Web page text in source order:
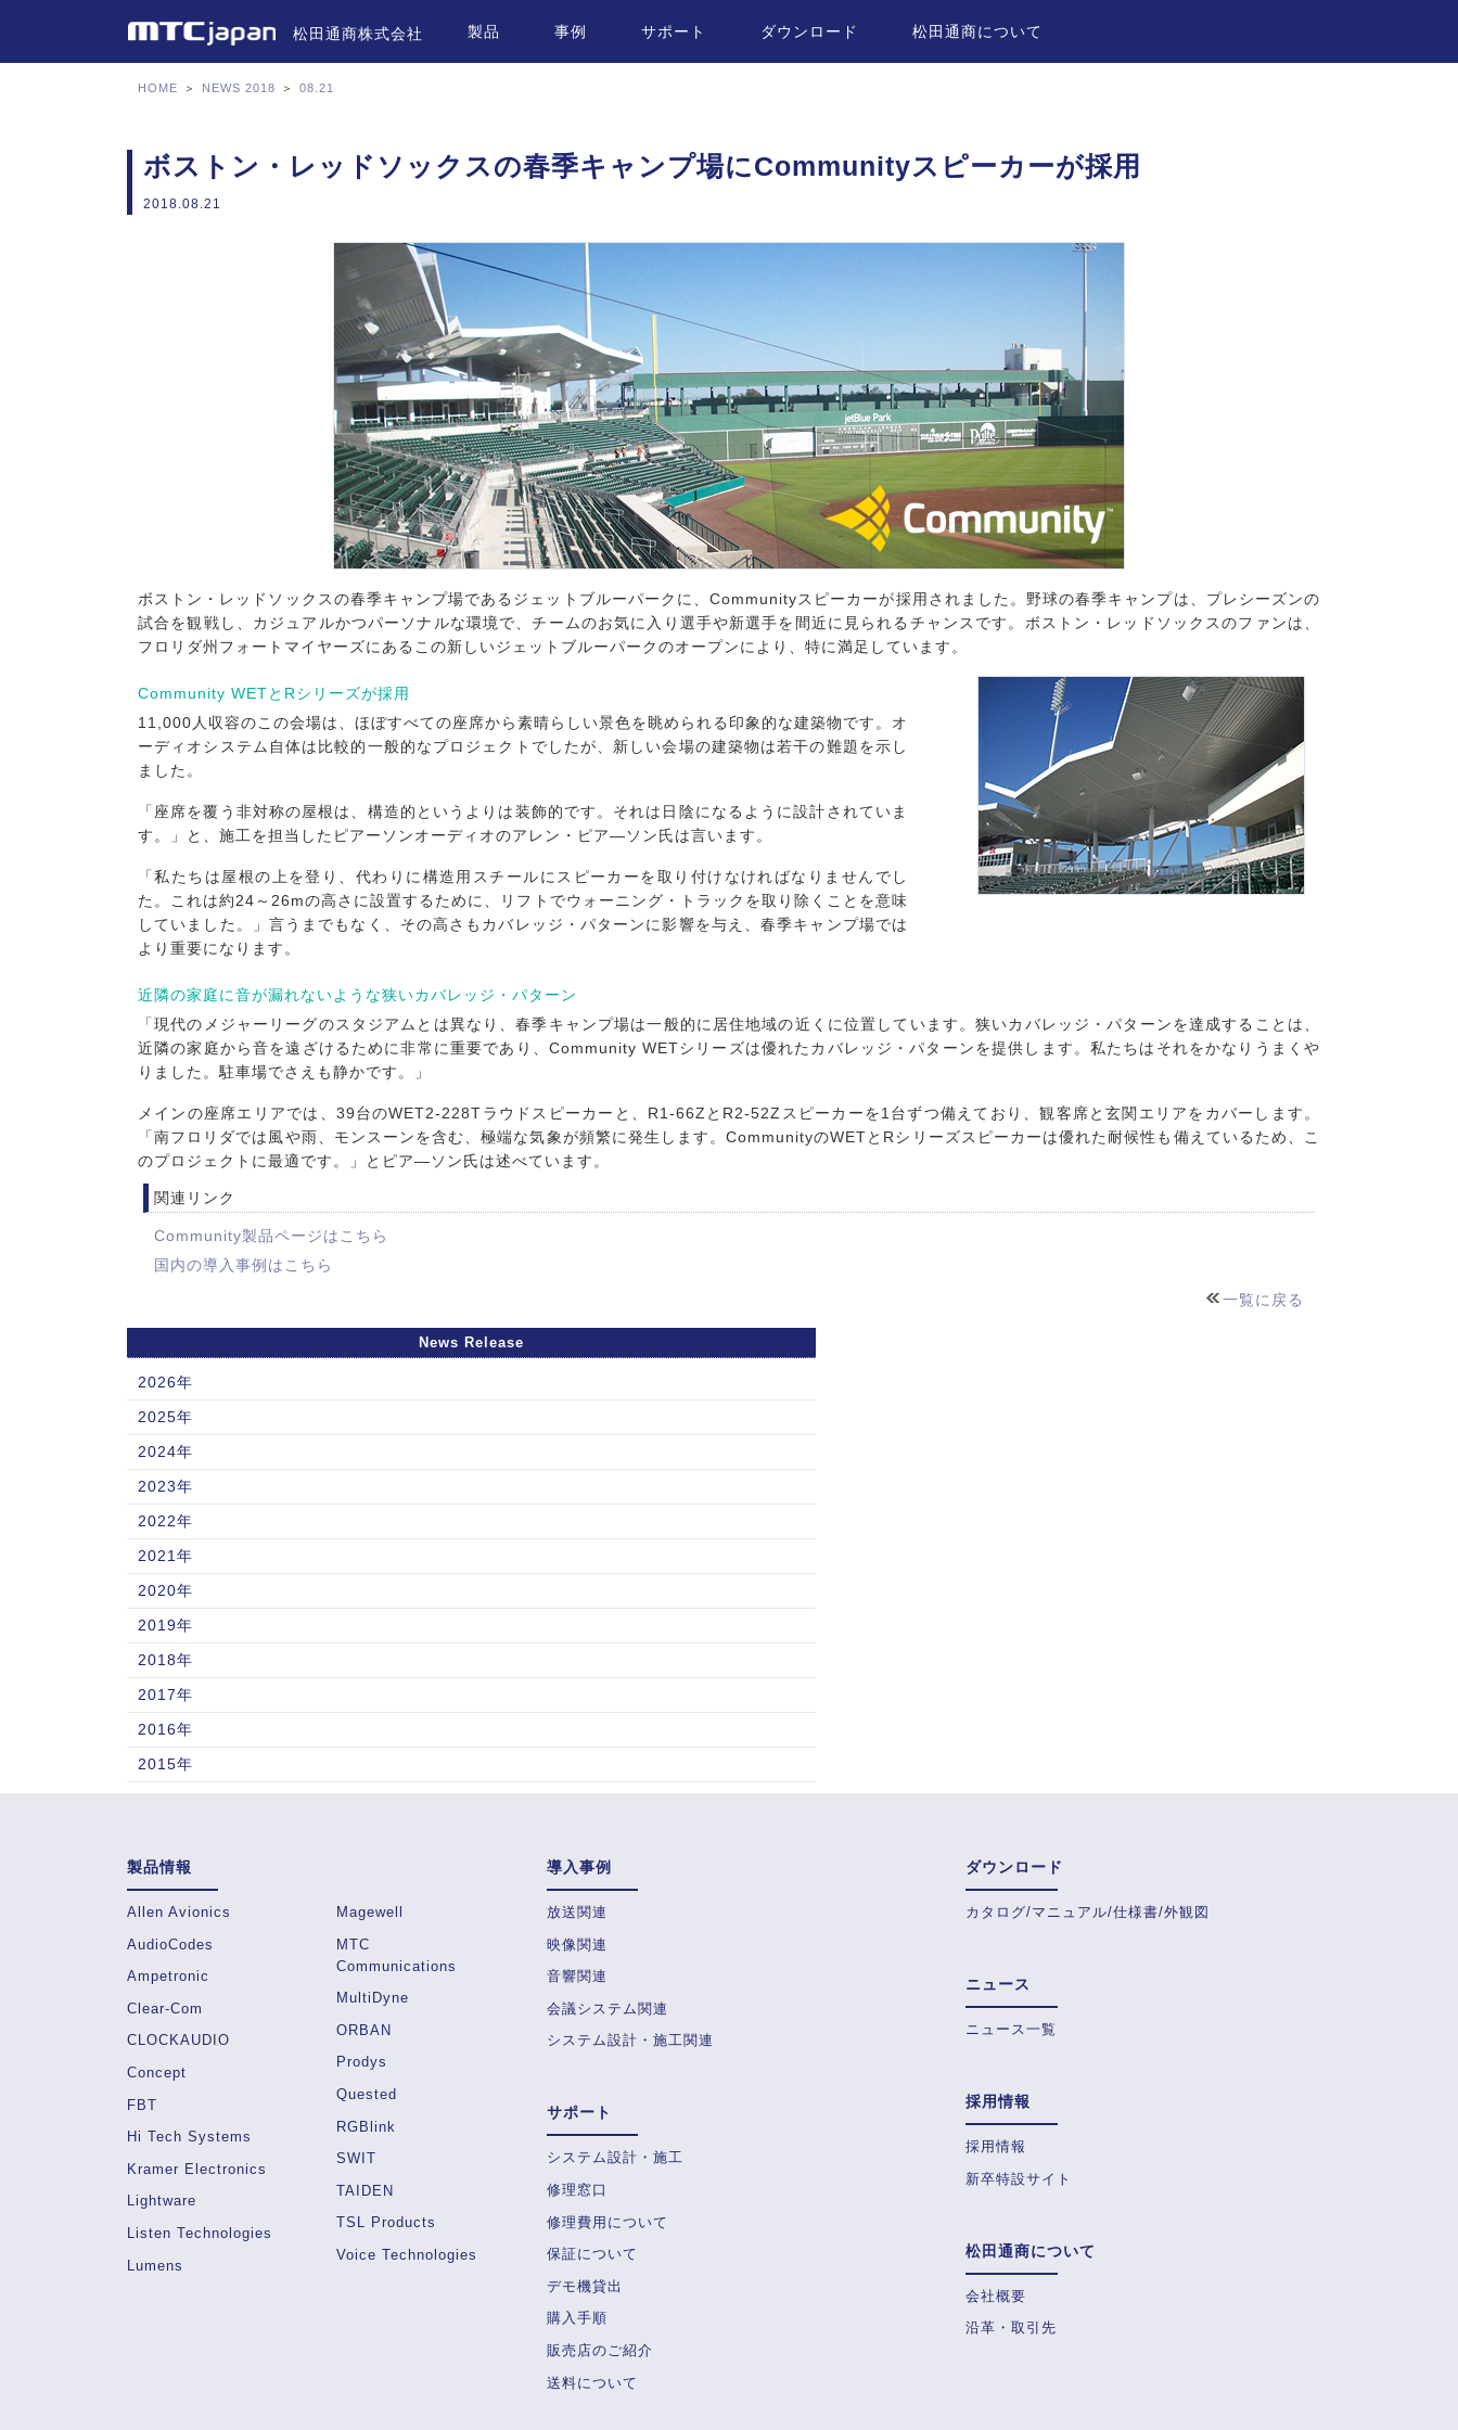
松田通商株式会社 製品 事例 サポート ダウンロード 松田通商について
HOME ＞ NEWS 2018 ＞ 08.21
ボストン・レッドソックスの春季キャンプ場にCommunityスピーカーが採用
2018.08.21
ボストン・レッドソックスの春季キャンプ場であるジェットブルーパークに、Communityスピーカーが採用されました。野球の春季キャンプは、プレシーズンの
試合を観戦し、カジュアルかつパーソナルな環境で、チームのお気に入り選手や新選手を間近に見られるチャンスです。ボストン・レッドソックスのファンは、
フロリダ州フォートマイヤーズにあるこの新しいジェットブルーパークのオープンにより、特に満足しています。
Community WETとRシリーズが採用
11,000人収容のこの会場は、ほぼすべての座席から素晴らしい景色を眺められる印象的な建築物です。オ
ーディオシステム自体は比較的一般的なプロジェクトでしたが、新しい会場の建築物は若干の難題を示し
ました。
「座席を覆う非対称の屋根は、構造的というよりは装飾的です。それは日陰になるように設計されていま
す。」と、施工を担当したピアーソンオーディオのアレン・ピア―ソン氏は言います。
「私たちは屋根の上を登り、代わりに構造用スチールにスピーカーを取り付けなければなりませんでし
た。これは約24～26mの高さに設置するために、リフトでウォーニング・トラックを取り除くことを意味
していました。」言うまでもなく、その高さもカバレッジ・パターンに影響を与え、春季キャンプ場では
より重要になります。
近隣の家庭に音が漏れないような狭いカバレッジ・パターン
「現代のメジャーリーグのスタジアムとは異なり、春季キャンプ場は一般的に居住地域の近くに位置しています。狭いカバレッジ・パターンを達成することは、
近隣の家庭から音を遠ざけるために非常に重要であり、Community WETシリーズは優れたカバレッジ・パターンを提供します。私たちはそれをかなりうまくや
りました。駐車場でさえも静かです。」
メインの座席エリアでは、39台のWET2-228Tラウドスピーカーと、R1-66ZとR2-52Zスピーカーを1台ずつ備えており、観客席と玄関エリアをカバーします。
「南フロリダでは風や雨、モンスーンを含む、極端な気象が頻繁に発生します。CommunityのWETとRシリーズスピーカーは優れた耐候性も備えているため、こ
のプロジェクトに最適です。」とピア―ソン氏は述べています。
関連リンク
Community製品ページはこちら
国内の導入事例はこちら
一覧に戻る
News Release
2026年
2025年
2024年
2023年
2022年
2021年
2020年
2019年
2018年
2017年
2016年
2015年
製品情報
Allen Avionics
AudioCodes
Ampetronic
Clear-Com
CLOCKAUDIO
Concept
FBT
Hi Tech Systems
Kramer Electronics
Lightware
Listen Technologies
Lumens
Magewell
MTC
Communications
MultiDyne
ORBAN
Prodys
Quested
RGBlink
SWIT
TAIDEN
TSL Products
Voice Technologies
導入事例
放送関連
映像関連
音響関連
会議システム関連
システム設計・施工関連
サポート
システム設計・施工
修理窓口
修理費用について
保証について
デモ機貸出
購入手順
販売店のご紹介
送料について
ダウンロード
カタログ/マニュアル/仕様書/外観図
ニュース
ニュース一覧
採用情報
採用情報
新卒特設サイト
松田通商について
会社概要
沿革・取引先